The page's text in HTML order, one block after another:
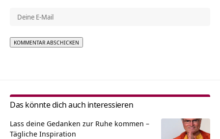
Das könnte dich auch interessieren
Lass deine Gedanken zur Ruhe kommen –
Tägliche Inspiration